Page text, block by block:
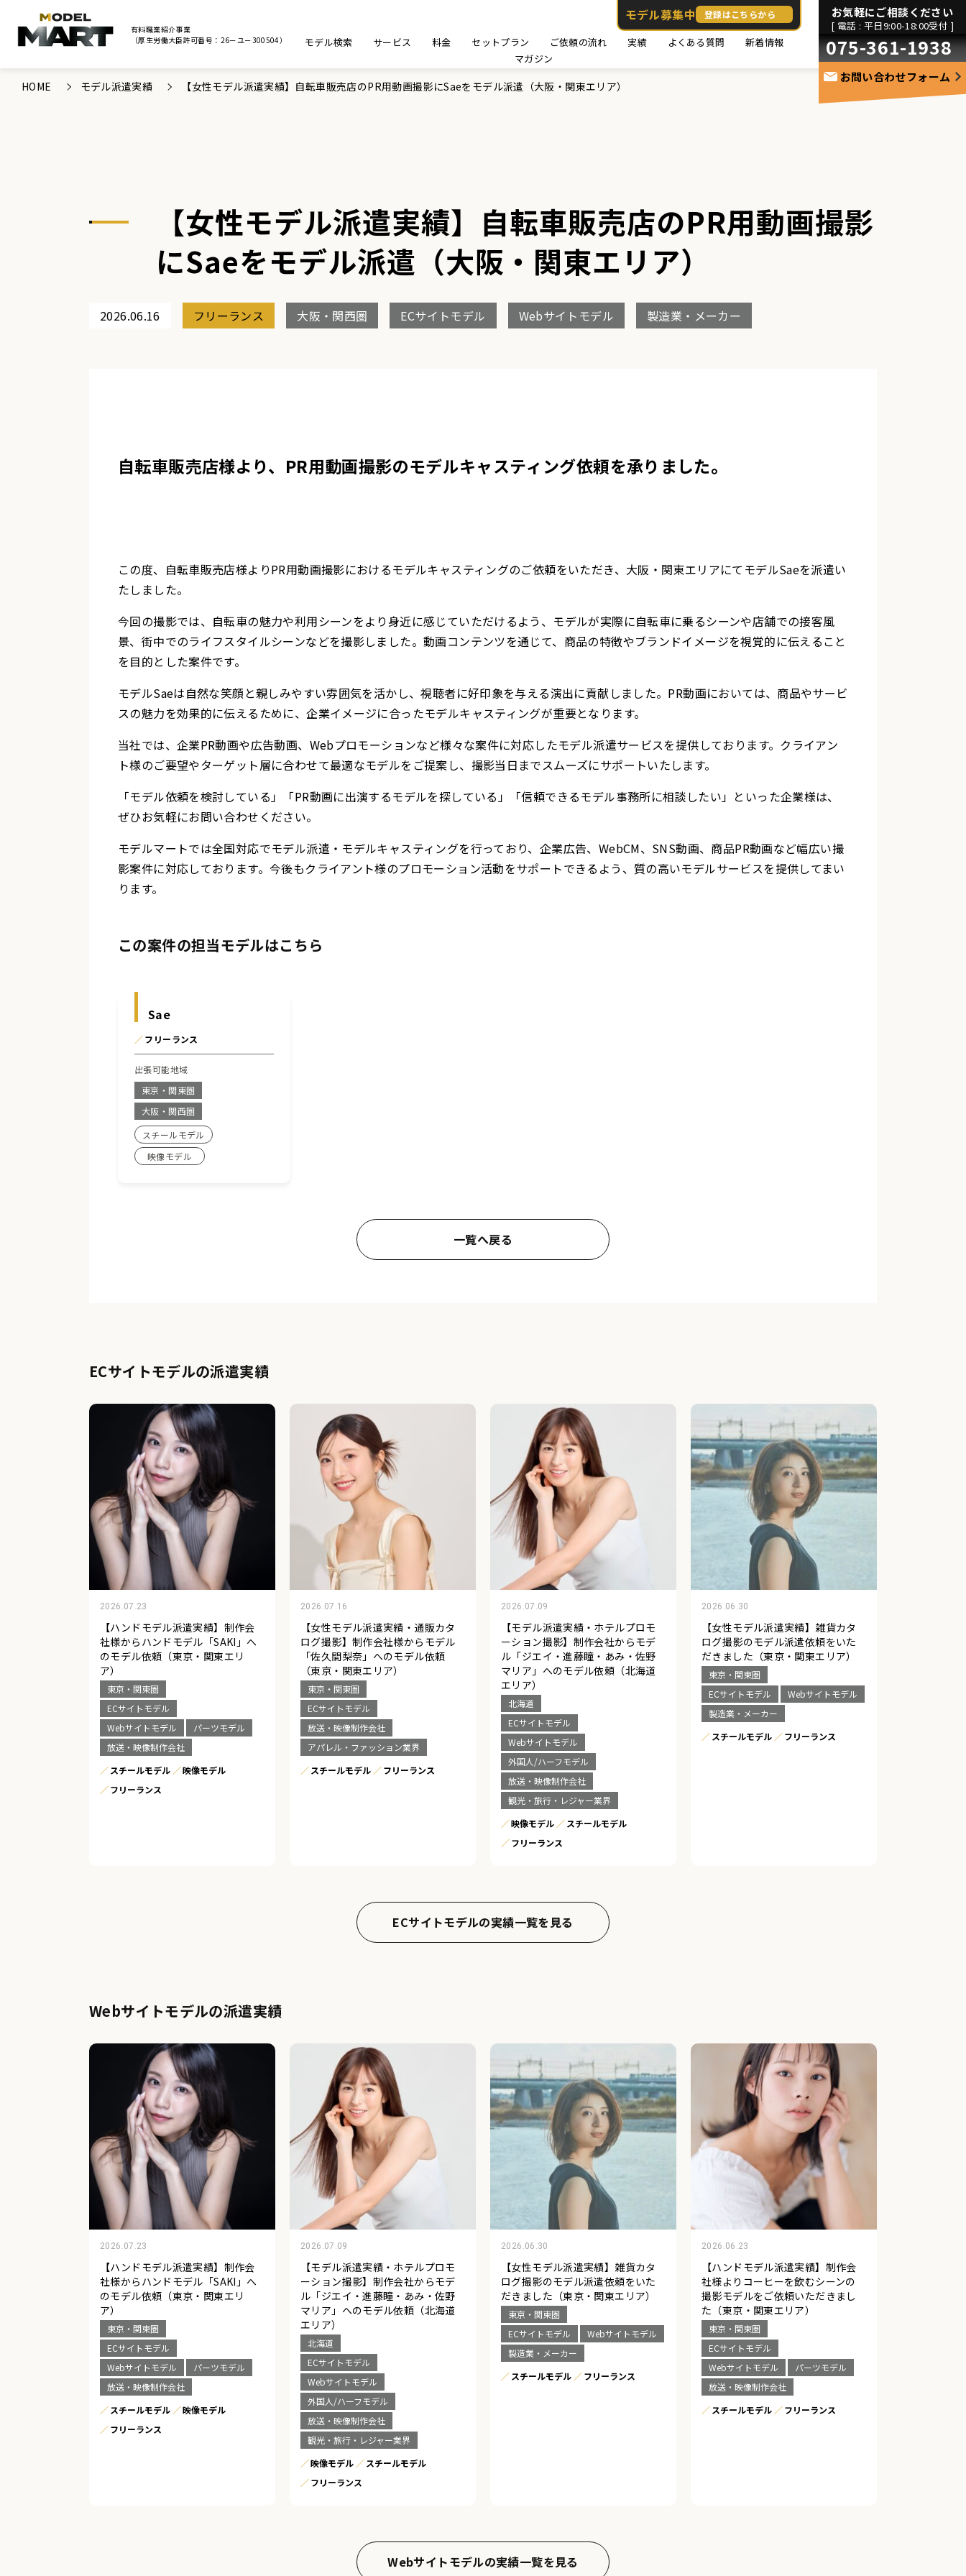
有料職業紹介事業
（厚生労働大臣許可番号：26－ユ－300504）
モデル募集中 登録はこちらから
モデル検索 サービス 料金 セットプラン ご依頼の流れ 実績 よくある質問
新着情報
マガジン
お気軽にご相談ください
[ 電話 : 平日9:00-18:00受付 ]
075-361-1938
お問い合わせフォーム
HOME モデル派遣実績 【女性モデル派遣実績】自転車販売店のPR用動画撮影にSaeをモデル派遣（大阪・関東エリア）
【女性モデル派遣実績】自転車販売店のPR用動画撮影
にSaeをモデル派遣（大阪・関東エリア）
2026.06.16 フリーランス 大阪・関西圏 ECサイトモデル Webサイトモデル 製造業・メーカー
自転車販売店様より、PR用動画撮影のモデルキャスティング依頼を承りました。
この度、自転車販売店様よりPR用動画撮影におけるモデルキャスティングのご依頼をいただき、大阪・関東エリアにてモデルSaeを派遣い
たしました。
今回の撮影では、自転車の魅力や利用シーンをより身近に感じていただけるよう、モデルが実際に自転車に乗るシーンや店舗での接客風
景、街中でのライフスタイルシーンなどを撮影しました。動画コンテンツを通じて、商品の特徴やブランドイメージを視覚的に伝えること
を目的とした案件です。
モデルSaeは自然な笑顔と親しみやすい雰囲気を活かし、視聴者に好印象を与える演出に貢献しました。PR動画においては、商品やサービ
スの魅力を効果的に伝えるために、企業イメージに合ったモデルキャスティングが重要となります。
当社では、企業PR動画や広告動画、Webプロモーションなど様々な案件に対応したモデル派遣サービスを提供しております。クライアン
ト様のご要望やターゲット層に合わせて最適なモデルをご提案し、撮影当日までスムーズにサポートいたします。
「モデル依頼を検討している」「PR動画に出演するモデルを探している」「信頼できるモデル事務所に相談したい」といった企業様は、
ぜひお気軽にお問い合わせください。
モデルマートでは全国対応でモデル派遣・モデルキャスティングを行っており、企業広告、WebCM、SNS動画、商品PR動画など幅広い撮
影案件に対応しております。今後もクライアント様のプロモーション活動をサポートできるよう、質の高いモデルサービスを提供してまい
ります。
この案件の担当モデルはこちら
Sae
／フリーランス
出張可能地域
東京・関東圏
大阪・関西圏
スチールモデル
映像モデル
一覧へ戻る
ECサイトモデルの派遣実績
2026.07.23
【ハンドモデル派遣実績】制作会
社様からハンドモデル「SAKI」へ
のモデル依頼（東京・関東エリ
ア）
東京・関東圏
ECサイトモデル
Webサイトモデル
パーツモデル
放送・映像制作会社
スチールモデル
映像モデル
フリーランス
2026.07.16
【女性モデル派遣実績・通販カタ
ログ撮影】制作会社様からモデル
「佐久間梨奈」へのモデル依頼
（東京・関東エリア）
東京・関東圏
ECサイトモデル
放送・映像制作会社
アパレル・ファッション業界
スチールモデル
フリーランス
2026.07.09
【モデル派遣実績・ホテルプロモ
ーション撮影】制作会社からモデ
ル「ジエイ・進藤瞳・あみ・佐野
マリア」へのモデル依頼（北海道
エリア）
北海道
ECサイトモデル
Webサイトモデル
外国人/ハーフモデル
放送・映像制作会社
観光・旅行・レジャー業界
映像モデル
スチールモデル
フリーランス
2026.06.30
【女性モデル派遣実績】雑貨カタ
ログ撮影のモデル派遣依頼をいた
だきました（東京・関東エリア）
東京・関東圏
ECサイトモデル
Webサイトモデル
製造業・メーカー
スチールモデル
フリーランス
ECサイトモデルの実績一覧を見る
Webサイトモデルの派遣実績
2026.07.23
【ハンドモデル派遣実績】制作会
社様からハンドモデル「SAKI」へ
のモデル依頼（東京・関東エリ
ア）
東京・関東圏
ECサイトモデル
Webサイトモデル
パーツモデル
放送・映像制作会社
スチールモデル
映像モデル
フリーランス
2026.07.09
【モデル派遣実績・ホテルプロモ
ーション撮影】制作会社からモデ
ル「ジエイ・進藤瞳・あみ・佐野
マリア」へのモデル依頼（北海道
エリア）
北海道
ECサイトモデル
Webサイトモデル
外国人/ハーフモデル
放送・映像制作会社
観光・旅行・レジャー業界
映像モデル
スチールモデル
フリーランス
2026.06.30
【女性モデル派遣実績】雑貨カタ
ログ撮影のモデル派遣依頼をいた
だきました（東京・関東エリア）
東京・関東圏
ECサイトモデル
Webサイトモデル
製造業・メーカー
スチールモデル
フリーランス
2026.06.23
【ハンドモデル派遣実績】制作会
社様よりコーヒーを飲むシーンの
撮影モデルをご依頼いただきまし
た（東京・関東エリア）
東京・関東圏
ECサイトモデル
Webサイトモデル
パーツモデル
放送・映像制作会社
スチールモデル
フリーランス
Webサイトモデルの実績一覧を見る